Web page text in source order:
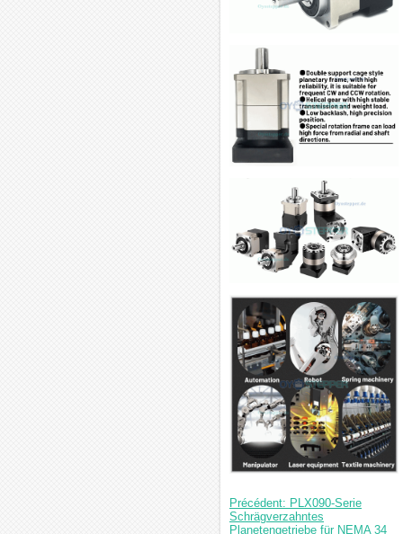
Précédent: PLX090-Serie
Schrägverzahntes
Planetengetriebe für NEMA 34